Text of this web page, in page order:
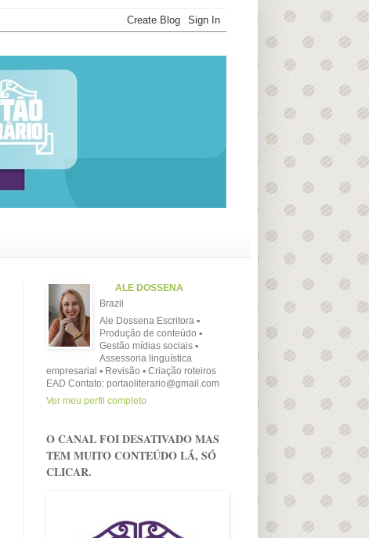
ALE DOSSENA
Brazil
Ale Dossena Escritora ▪
Produção de conteúdo ▪
Gestão mídias sociais ▪
Assessoria linguística
empresarial ▪ Revisão ▪ Criação roteiros
EAD Contato: portaoliterario@gmail.com
Ver meu perfil completo
O CANAL FOI DESATIVADO MAS
TEM MUITO CONTEÚDO LÁ, SÓ
CLICAR.